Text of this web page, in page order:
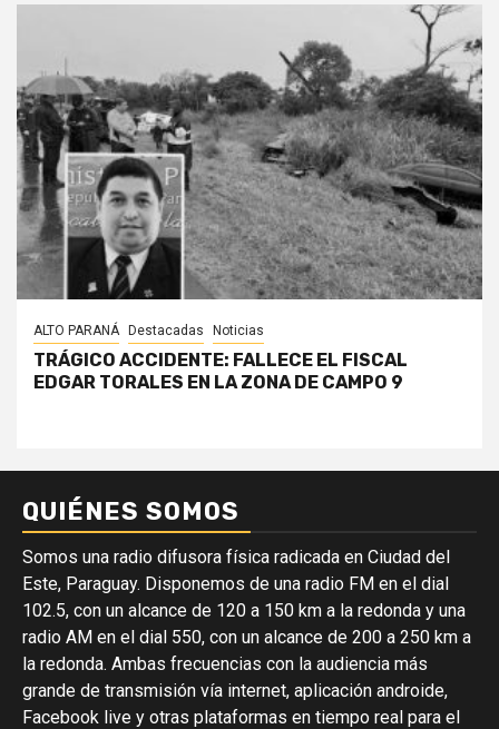
ALTO PARANÁ Destacadas Noticias
TRÁGICO ACCIDENTE: FALLECE EL FISCAL
EDGAR TORALES EN LA ZONA DE CAMPO 9
QUIÉNES SOMOS
Somos una radio difusora física radicada en Ciudad del
Este, Paraguay. Disponemos de una radio FM en el dial
102.5, con un alcance de 120 a 150 km a la redonda y una
radio AM en el dial 550, con un alcance de 200 a 250 km a
la redonda. Ambas frecuencias con la audiencia más
grande de transmisión vía internet, aplicación androide,
Facebook live y otras plataformas en tiempo real para el